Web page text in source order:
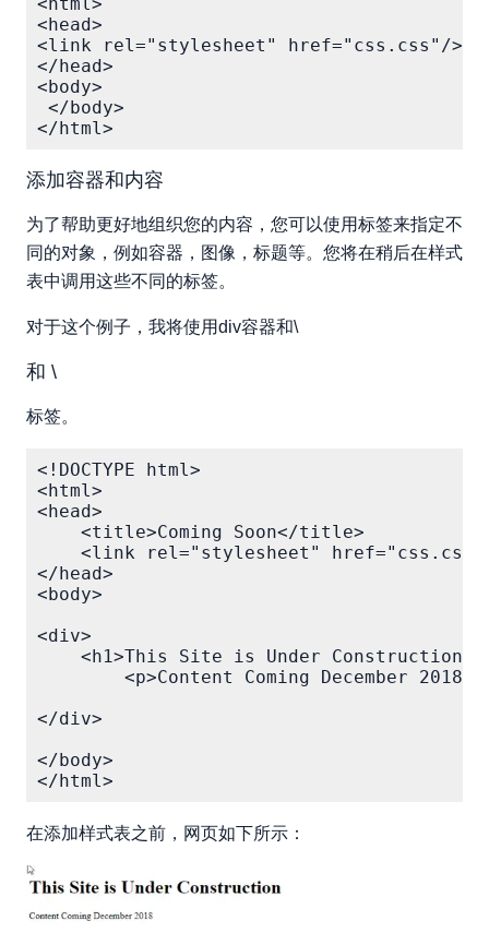
<head>
<link rel="stylesheet" href="css.css"/>
</head>
<body>
</body>
添加容器和内容
为了帮助更好地组织您的内容，您可以使用标签来指定不
同的对象，例如容器，图像，标题等。您将在稍后在样式
表中调用这些不同的标签。
对于这个例子，我将使用div容器和\
和 \
标签。
<!DOCTYPE html>
<html>
<head>
    <title>Coming Soon</title>
<link rel="stylesheet"
</head>
<body>
<div>
<h1>This Site is Under Construction</
<p>Content Coming December 2018</
</div>
</body>
在添加样式表之前，网页如下所示：